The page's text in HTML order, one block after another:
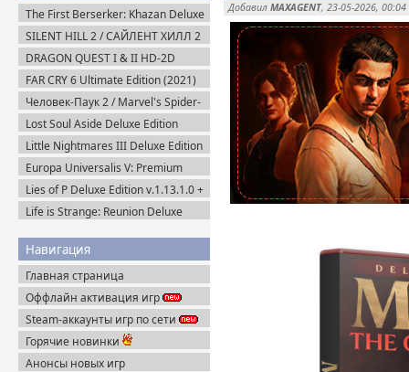
The First Berserker: Khazan Deluxe
Edition (2025) Пиратка
SILENT HILL 2 / САЙЛЕНТ ХИЛЛ 2
Remake на ПК / PC v.1.07 (2024)
Пиратка
DRAGON QUEST I & II HD-2D
Remake v.1.0.2.0 + Все DLC (2025)
Пиратка
FAR CRY 6 Ultimate Edition (2021)
Uplay-Rip
Человек-Паук 2 / Marvel's Spider-
Man 2 на ПК / PC v.2.727.0.0 (2025)
Пиратка
Lost Soul Aside Deluxe Edition
v.1.104 + Все DLC (2025) Пиратка
Little Nightmares III Deluxe Edition
+ Все DLC (2025) Пиратка
Europa Universalis V: Premium
Edition v.1.3.11 (2025) Пиратка
Lies of P Deluxe Edition v.1.13.1.0 +
Все DLC (2023) Пиратка
Life is Strange: Reunion Deluxe
Навигация
Главная страница
Оффлайн активация игр
Steam-аккаунты игр по сети
Горячие новинки
Анонсы новых игр
Добавил MAXAGENT, 23-05-2026, 00:04